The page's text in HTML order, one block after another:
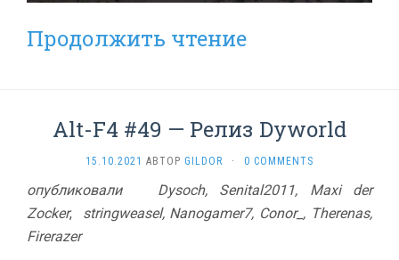
Продолжить чтение
Alt-F4 #49 — Релиз Dyworld
15.10.2021 АВТОР GILDOR · 0 COMMENTS
опубликовали Dysoch, Senital2011, Maxi der
Zocker, stringweasel, Nanogamer7, Conor_, Therenas,
Firerazer